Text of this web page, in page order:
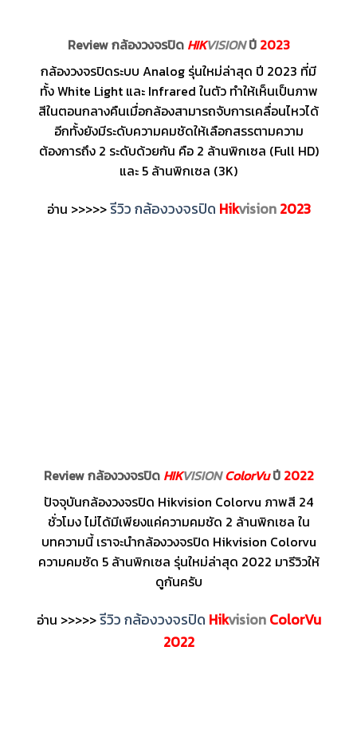
Review กล้องวงจรปิด HIKVISIONปี 2023
กล้องวงจรปิดระบบ Analog รุ่นใหม่ล่าสุด ปี 2023 ที่มี
ทั้ง White Light และ Infrared ในตัว ทำให้เห็นเป็นภาพ
สีในตอนกลางคืนเมื่อกล้องสามารถจับการเคลื่อนไหวได้
อีกทั้งยังมีระดับความคมชัดให้เลือกสรรตามความ
ต้องการถึง 2 ระดับด้วยกัน คือ 2 ล้านพิกเซล (Full HD)
และ 5 ล้านพิกเซล (3K)
อ่าน >>>>>รีวิว กล้องวงจรปิด Hikvision 2023
Review กล้องวงจรปิด HIKVISIONColorVuปี 2022
ปัจจุบันกล้องวงจรปิด Hikvision Colorvu ภาพสี 24
ชั่วโมง ไม่ได้มีเพียงแค่ความคมชัด 2 ล้านพิกเซล ใน
บทความนี้ เราจะนำกล้องวงจรปิด Hikvision Colorvu
ความคมชัด 5 ล้านพิกเซล รุ่นใหม่ล่าสุด 2022 มารีวิวให้
ดูกันครับ
อ่าน >>>>>รีวิว กล้องวงจรปิด Hikvision ColorVu
2022